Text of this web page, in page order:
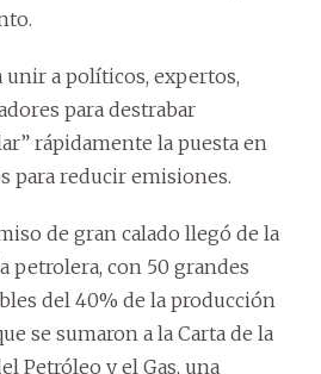
unir a políticos, expertos,
para destrabar
rápidamente la puesta en
para reducir emisiones.
de gran calado llegó de la
petrolera, con 50 grandes
del 40% de la producción
se sumaron a la Carta de la
Petróleo y el Gas, una